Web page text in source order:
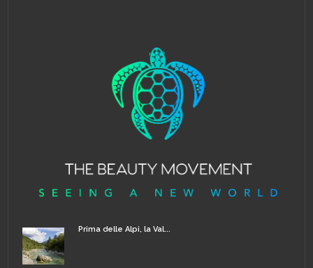
Prima delle Alpi, la Val...